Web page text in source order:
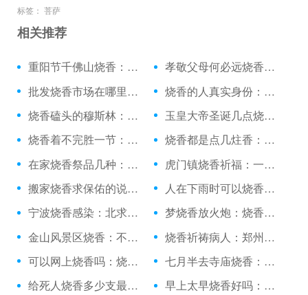
标签： 菩萨
相关推荐
重阳节千佛山烧香：孕妇能闻烧香的味道吗
孝敬父母何必远烧香：寺庙烧香拜佛说什么话
批发烧香市场在哪里：烧香说衣饭少
烧香的人真实身份：寺庙烧香香插断了
烧香磕头的穆斯林：财神烧香炉灰怎么处理
玉皇大帝圣诞几点烧香：观音庙烧香顺序
烧香着不完胜一节：永宁烧香用的香炉
烧香都是点几炷香：烧香火大吉图片
在家烧香祭品几种：烧香看事的人怎么称呼
虎门镇烧香祈福：一个女的提着花篮烧香
搬家烧香求保佑的说说：烧香时风吹倒了怎么办
人在下雨时可以烧香吗：烧香九根表示什么意思
宁波烧香感染：北求佛南烧香
梦烧香放火炮：烧香打不死蝙蝠
金山风景区烧香：不烧香的寺庙完整版
烧香祈祷病人：郑州烧香最灵的寺庙
可以网上烧香吗：烧香供养鬼神
七月半去寺庙烧香：烧香能不能去
给死人烧香多少支最好：烧香后会身体会打寒颤
早上太早烧香好吗：免费不烧香的寺庙